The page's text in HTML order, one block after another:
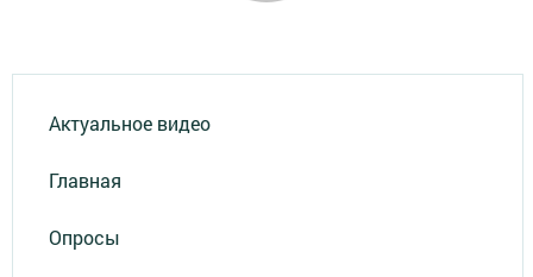
Актуальное видео
Главная
Опросы